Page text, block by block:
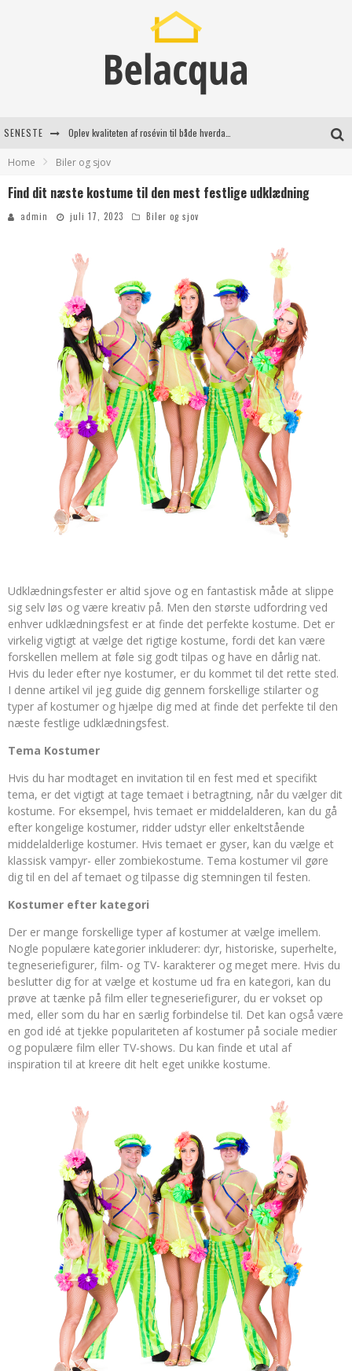
SENESTE
Find de bedste dame Vandresko til dit næste eventyr
Home Biler og sjov
Find dit næste kostume til den mest festlige udklædning
admin juli 17, 2023 Biler og sjov
Udklædningsfester er altid sjove og en fantastisk måde at slippe
sig selv løs og være kreativ på. Men den største udfordring ved
enhver udklædningsfest er at finde det perfekte kostume. Det er
virkelig vigtigt at vælge det rigtige kostume, fordi det kan være
forskellen mellem at føle sig godt tilpas og have en dårlig nat.
Hvis du leder efter nye kostumer, er du kommet til det rette sted.
I denne artikel vil jeg guide dig gennem forskellige stilarter og
typer af kostumer og hjælpe dig med at finde det perfekte til den
næste festlige udklædningsfest.
Tema Kostumer
Hvis du har modtaget en invitation til en fest med et specifikt
tema, er det vigtigt at tage temaet i betragtning, når du vælger dit
kostume. For eksempel, hvis temaet er middelalderen, kan du gå
efter kongelige kostumer, ridder udstyr eller enkeltstående
middelalderlige kostumer. Hvis temaet er gyser, kan du vælge et
klassisk vampyr- eller zombiekostume. Tema kostumer vil gøre
dig til en del af temaet og tilpasse dig stemningen til festen.
Kostumer efter kategori
Der er mange forskellige typer af kostumer at vælge imellem.
Nogle populære kategorier inkluderer: dyr, historiske, superhelte,
tegneseriefigurer, film- og TV- karakterer og meget mere. Hvis du
beslutter dig for at vælge et kostume ud fra en kategori, kan du
prøve at tænke på film eller tegneseriefigurer, du er vokset op
med, eller som du har en særlig forbindelse til. Det kan også være
en god idé at tjekke populariteten af kostumer på sociale medier
og populære film eller TV-shows. Du kan finde et utal af
inspiration til at kreere dit helt eget unikke kostume.